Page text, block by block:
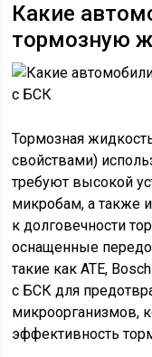
Какие
тормозную
Тормозная
свойствами)
требуют высокой
микробам, а также
к долговечности
оснащенные
такие как ATE,
с БСК для
микроорганизмов,
эффективность